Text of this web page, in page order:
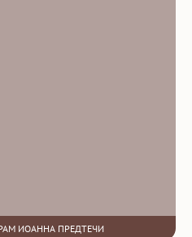
ИОАННА ПРЕДТЕЧИ